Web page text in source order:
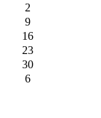
2
9
16
23
30
6